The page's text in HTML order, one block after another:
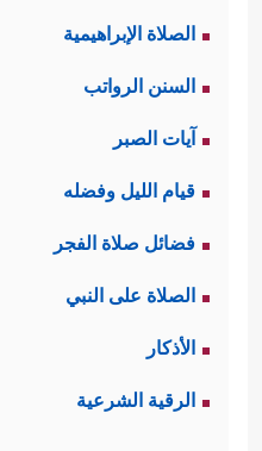
الصلاة الإبراهيمية
السنن الرواتب
آيات الصبر
قيام الليل وفضله
فضائل صلاة الفجر
الصلاة على النبي
الأذكار
الرقية الشرعية